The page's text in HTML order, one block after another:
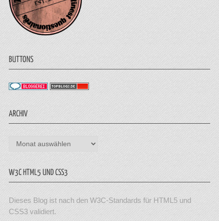
BUTTONS
ARCHIV
Archiv
W3C HTML5 UND CSS3
Dieses Blog ist nach den W3C-Standards für HTML5 und
CSS3 validiert.